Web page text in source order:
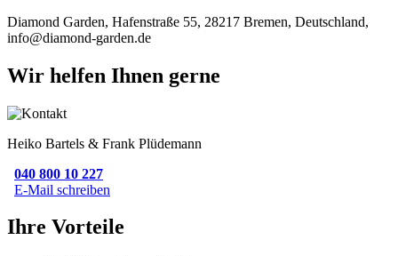
Diamond Garden, Hafenstraße 55, 28217 Bremen, Deutschland,
info@diamond-garden.de
Wir helfen Ihnen gerne
Heiko Bartels & Frank Plüdemann
040 800 10 227
E-Mail schreiben
Ihre Vorteile